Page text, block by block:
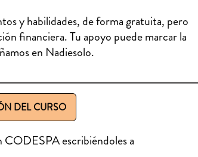
y habilidades, de forma gratuita, pero
financiera. Tu apoyo puede marcar la
en Nadiesolo.
DEL CURSO
CODESPA escribiéndoles a